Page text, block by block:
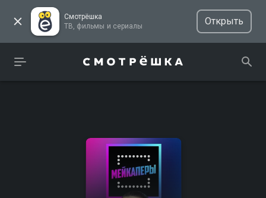
Смотрёшка
ТВ, фильмы и сериалы
Открыть